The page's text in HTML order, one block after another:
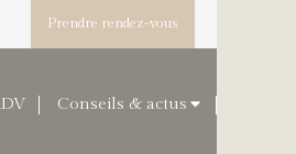
Prendre rendez-vous
Conseils & actus